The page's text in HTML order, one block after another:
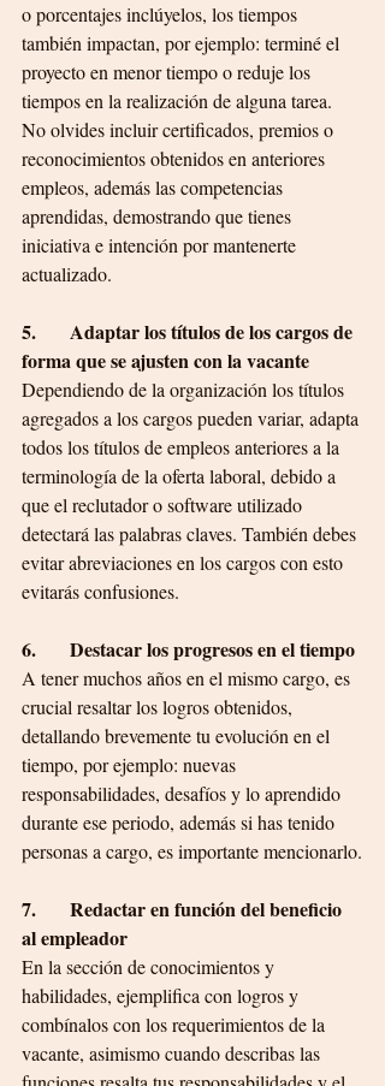
o porcentajes inclúyelos, los tiempos
también impactan, por ejemplo: terminé el
proyecto en menor tiempo o reduje los
tiempos en la realización de alguna tarea.
No olvides incluir certificados, premios o
reconocimientos obtenidos en anteriores
empleos, además las competencias
aprendidas, demostrando que tienes
iniciativa e intención por mantenerte
actualizado.
5.       Adaptar los títulos de los cargos de
forma que se ajusten con la vacante
Dependiendo de la organización los títulos
agregados a los cargos pueden variar, adapta
todos los títulos de empleos anteriores a la
terminología de la oferta laboral, debido a
que el reclutador o software utilizado
detectará las palabras claves. También debes
evitar abreviaciones en los cargos con esto
evitarás confusiones.
6.       Destacar los progresos en el tiempo
A tener muchos años en el mismo cargo, es
crucial resaltar los logros obtenidos,
detallando brevemente tu evolución en el
tiempo, por ejemplo: nuevas
responsabilidades, desafíos y lo aprendido
durante ese periodo, además si has tenido
personas a cargo, es importante mencionarlo.
7.       Redactar en función del beneficio
al empleador
En la sección de conocimientos y
habilidades, ejemplifica con logros y
combínalos con los requerimientos de la
vacante, asimismo cuando describas las